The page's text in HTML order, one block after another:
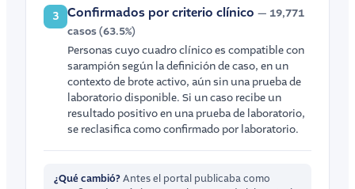
3 Confirmados por criterio clínico — 19,771
casos (63.5%)
Personas cuyo cuadro clínico es compatible con
sarampión según la definición de caso, en un
contexto de brote activo, aún sin una prueba de
laboratorio disponible. Si un caso recibe un
resultado positivo en una prueba de laboratorio,
se reclasifica como confirmado por laboratorio.
¿Qué cambió? Antes el portal publicaba como